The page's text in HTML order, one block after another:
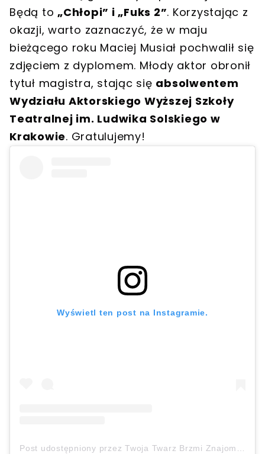
Będą to „Chłopi” i „Fuks 2”. Korzystając z
okazji, warto zaznaczyć, że w maju
bieżącego roku Maciej Musiał pochwalił się
zdjęciem z dyplomem. Młody aktor obronił
tytuł magistra, stając się absolwentem
Wydziału Aktorskiego Wyższej Szkoły
Teatralnej im. Ludwika Solskiego w
Krakowie. Gratulujemy!
Wyświetl ten post na Instagramie.
Post udostępniony przez Twoja Twarz Brzmi Znajomo (@twojatwarzbrzmiznajomo)